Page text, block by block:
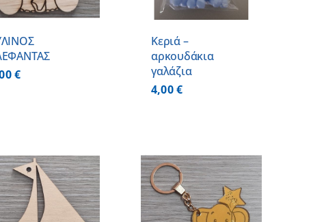
€
Κεριά –
αρκουδάκια
γαλάζια
4,00€
ΠΡΟΣΘΗΚΗ ΣΤΟ
ΚΑΛΑΘΙ
/